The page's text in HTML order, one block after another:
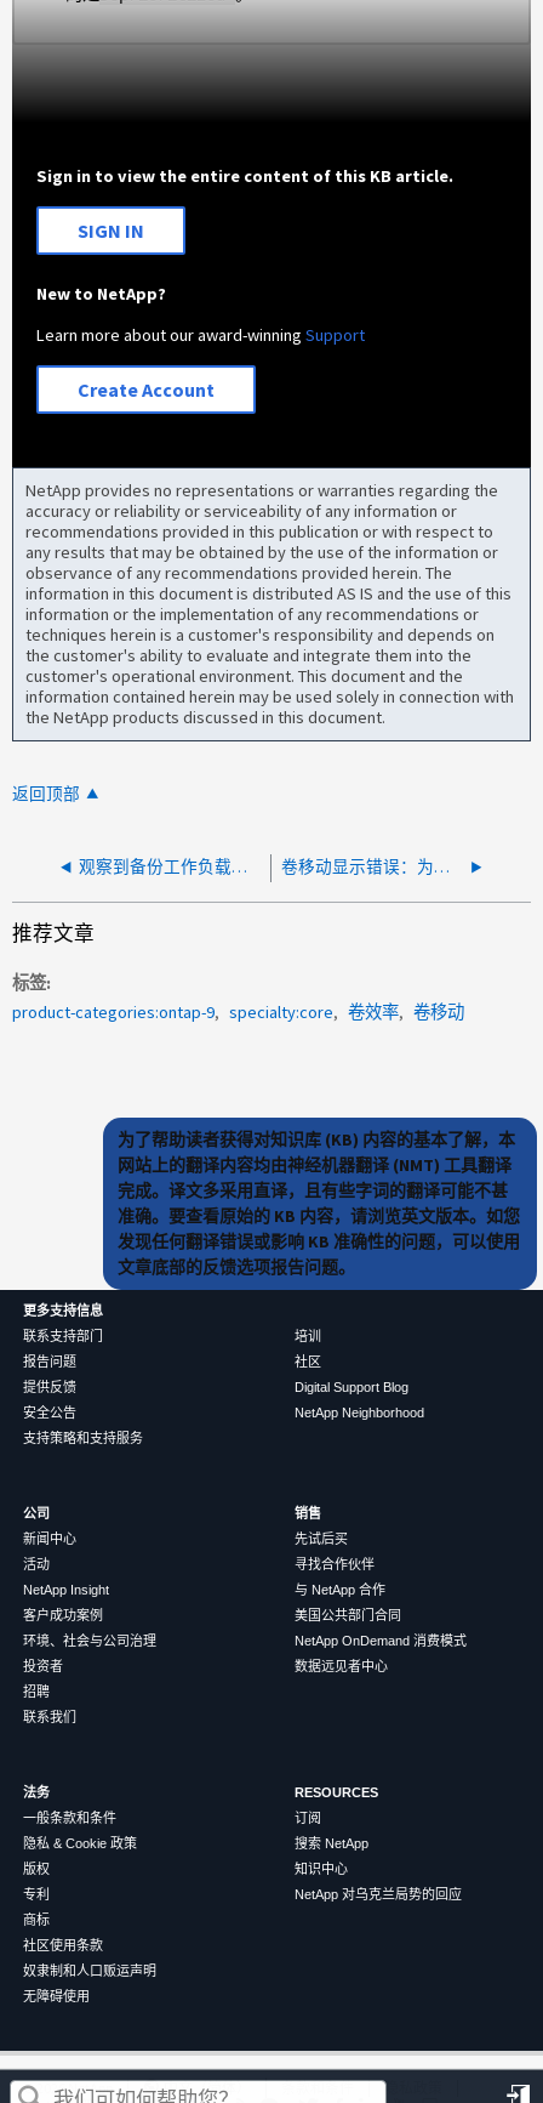
Sign in to view the entire content of this KB article.
SIGN IN
New to NetApp?
Learn more about our award-winningSupport
Create Account
NetApp provides no representations or warranties regarding the
accuracy or reliability or serviceability of any information or
recommendations provided in this publication or with respect to
any results that may be obtained by the use of the information or
observance of any recommendations provided herein. The
information in this document is distributed AS IS and the use of this
information or the implementation of any recommendations or
techniques herein is a customer's responsibility and depends on
the customer's ability to evaluate and integrate them into the
customer's operational environment. This document and the
information contained herein may be used solely in connection with
the NetApp products discussed in this document.
返回顶部
观察到备份工作负载的数据减少率较低 卷移动显示错误：为转换准备源卷：重复数据删除未准备好进行卷移动转换
这篇文章对您有帮助吗？
推荐文章
标签
product-categories:ontap-9
specialty:core 卷效率 卷移动
为了帮助读者获得对知识库 (KB) 内容的基本了解，本
网站上的翻译内容均由神经机器翻译 (NMT) 工具翻译
完成。译文多采用直译，且有些字词的翻译可能不甚
准确。要查看原始的 KB 内容，请浏览英文版本。如您
发现任何翻译错误或影响 KB 准确性的问题，可以使用
文章底部的反馈选项报告问题。
更多支持信息
联系支持部门
报告问题
提供反馈
安全公告
支持策略和支持服务
培训
社区
Digital Support Blog
NetApp Neighborhood
公司
新闻中心
活动
NetApp Insight
客户成功案例
环境、社会与公司治理
投资者
招聘
联系我们
销售
先试后买
寻找合作伙伴
与 NetApp 合作
美国公共部门合同
NetApp OnDemand 消费模式
数据远见者中心
法务
一般条款和条件
隐私 & Cookie 政策
版权
专利
商标
社区使用条款
奴隶制和人口贩运声明
无障碍使用
RESOURCES
订阅
搜索 NetApp
知识中心
NetApp 对乌克兰局势的回应
©2026NetApp 中文（简体）
隐私政策